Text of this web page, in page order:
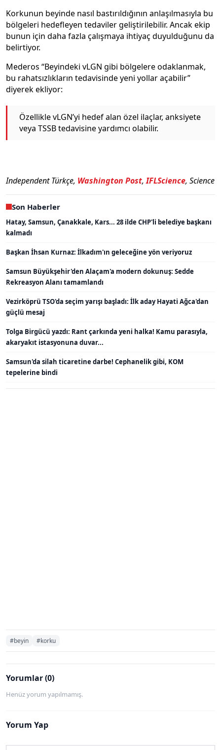
Korkunun beyinde nasıl bastırıldığının anlaşılmasıyla bu
bölgeleri hedefleyen tedaviler geliştirilebilir. Ancak ekip
bunun için daha fazla çalışmaya ihtiyaç duyulduğunu da
belirtiyor.
Mederos “Beyindeki vLGN gibi bölgelere odaklanmak,
bu rahatsızlıkların tedavisinde yeni yollar açabilir”
diyerek ekliyor:
Özellikle vLGN’yi hedef alan özel ilaçlar, anksiyete
veya TSSB tedavisine yardımcı olabilir.
Independent Türkçe, Washington Post,IFLScience, Science
Son Haberler
Hatay, Samsun, Çanakkale, Kars... 28 ilde CHP'li belediye başkanı
kalmadı
Başkan İhsan Kurnaz: İlkadım'ın geleceğine yön veriyoruz
Samsun Büyükşehir'den Alaçam'a modern dokunuş: Sedde
Rekreasyon Alanı tamamlandı
Vezirköprü TSO'da seçim yarışı başladı: İlk aday Hayati Ağca'dan
güçlü mesaj
Tolga Birgücü yazdı: Rant çarkında yeni halka! Kamu parasıyla,
akaryakıt istasyonuna duvar...
Samsun'da silah ticaretine darbe! Cephanelik gibi, KOM
tepelerine bindi
#beyin #korku
Yorumlar (0)
Henüz yorum yapılmamış.
Yorum Yap